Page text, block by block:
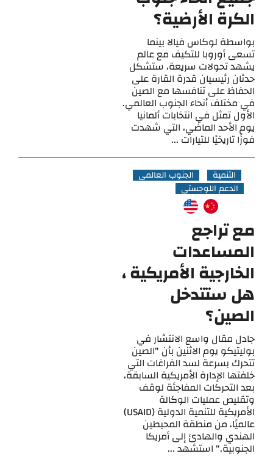
الكرة الأرضية؟
بواسطة لوكاس فيالا بينما
تسعى أوروبا للتكيف مع عالم
يشهد تحولات سريعة، ستشكل
حدثان رئيسيان قدرة القارة على
الحفاظ على تنافسها مع الصين
في مختلف أنحاء الجنوب العالمي.
الأول تمثل في انتخابات ألمانيا
يوم الأحد الماضي، التي شهدت
فوزًا تاريخيًا للتيارات ...
التنمية
الجنوب العالمي
الدعم اللوجستي
مع تراجع
المساعدات
الخارجية الأمريكية ،
هل ستتدخل
الصين؟
جادل مقال واسع الانتشار في
بوليتيكو يوم الاثنين بأن "الصين
تتحرك بسرعة لسد الفراغات التي
خلفتها الإدارة الأمريكية السابقة،
بعد التحركات المفاجئة لوقف
وتقليص عمليات الوكالة
الأمريكية للتنمية الدولية (USAID)
عالميًا، من منطقة المحيطين
الهندي والهادئ إلى أمريكا
الجنوبية." استشهد ...